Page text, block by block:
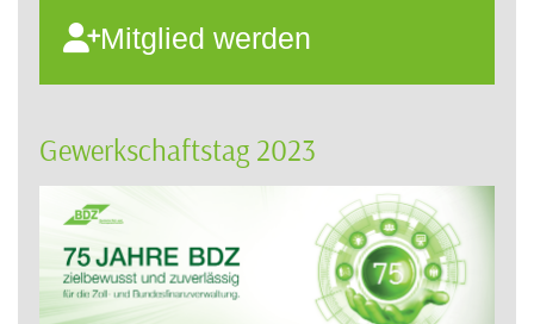
Mitglied werden
Gewerkschaftstag 2023